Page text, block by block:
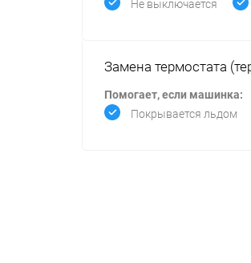
Не выключается
Замена термостата
Помогает, если машинка:
Покрывается льдом